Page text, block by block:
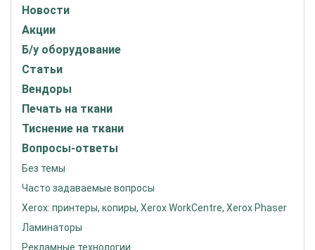
Новости
Акции
Б/у оборудование
Статьи
Вендоры
Печать на ткани
Тиснение на ткани
Вопросы-ответы
Без темы
Часто задаваемые вопросы
Xerox: принтеры, копиры, Xerox WorkCentre, Xerox Phaser
Ламинаторы
Рекламные технологии